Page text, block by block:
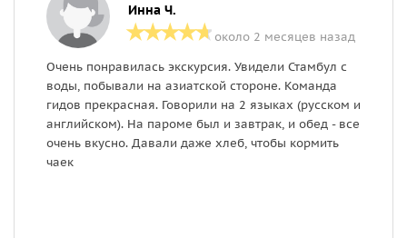
Инна Ч.
около 2 месяцев назад
Очень понравилась экскурсия. Увидели Стамбул с
воды, побывали на азиатской стороне. Команда
гидов прекрасная. Говорили на 2 языках (русском и
английском). На пароме был и завтрак, и обед - все
очень вкусно. Давали даже хлеб, чтобы кормить
чаек